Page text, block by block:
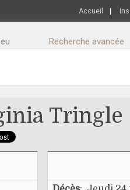
Accueil
Recherche avancée
Tringle